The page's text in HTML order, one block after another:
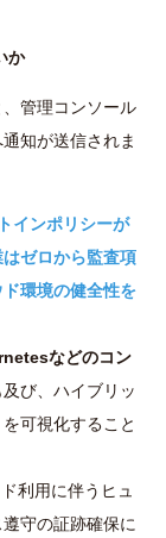
か
管理コンソール
知が送信されま
インポリシーが
ゼロから監査項
環境の健全性を
などのコン
及び、ハイブリッ
可視化すること
利用に伴うヒュ
守の証跡確保に